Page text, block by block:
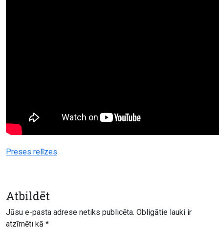
Preses relīzes
Atbildēt
Jūsu e-pasta adrese netiks publicēta. Obligātie lauki ir
atzīmēti kā *